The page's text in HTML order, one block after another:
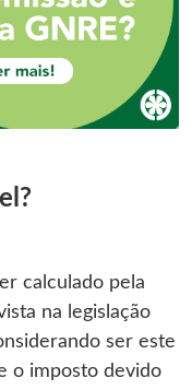
calculado pela
na legislação
ser este
o imposto devido